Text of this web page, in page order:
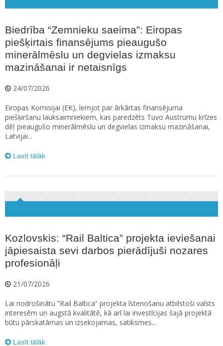
Biedrība “Zemnieku saeima”: Eiropas
piešķirtais finansējums pieaugušo
minerālmēslu un degvielas izmaksu
mazināšanai ir netaisnīgs
24/07/2026
Eiropas Komisijai (EK), lemjot par ārkārtas finansējuma
piešķiršanu lauksaimniekiem, kas paredzēts Tuvo Austrumu krīzes
dēļ pieaugušo minerālmēslu un degvielas izmaksu mazināšanai,
Latvijai...
Lasīt tālāk
Kozlovskis: “Rail Baltica” projekta ieviešanai
jāpiesaista sevi darbos pierādījuši nozares
profesionāļi
21/07/2026
Lai nodrošinātu “Rail Baltica” projekta īstenošanu atbilstoši valsts
interesēm un augstā kvalitātē, kā arī lai investīcijas šajā projektā
būtu pārskatāmas un izsekojamas, satiksmes...
Lasīt tālāk